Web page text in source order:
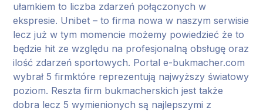
ułamkiem to liczba zdarzeń połączonych w
ekspresie. Unibet – to firma nowa w naszym serwisie
lecz już w tym momencie możemy powiedzieć że to
będzie hit ze względu na profesjonalną obsługę oraz
ilość zdarzeń sportowych. Portal e-bukmacher.com
wybrał 5 firmktóre reprezentują najwyższy światowy
poziom. Reszta firm bukmacherskich jest także
dobra lecz 5 wymienionych są najlepszymi z